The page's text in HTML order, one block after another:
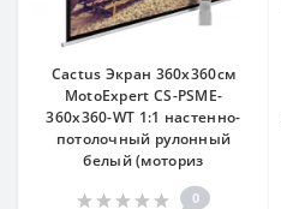
Cactus Экран 360x360см
MotoExpert CS-PSME-
360x360-WT 1:1 настенно-
потолочный рулонный
белый (моториз
0